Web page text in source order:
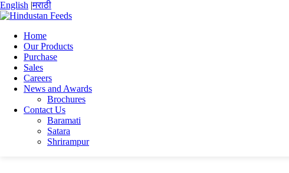
English |मराठी
Home
Our Products
Purchase
Sales
Careers
News and Awards
Brochures
Contact Us
Baramati
Satara
Shrirampur
Home
Importance of Nutritional Management of Dairy Animals for
blog-main-image
blog-main-image